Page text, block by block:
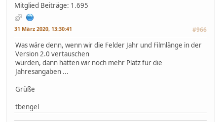
Mitglied Beiträge: 1.695
31 März 2020, 13:30:41 #966
Was wäre denn, wenn wir die Felder Jahr und Filmlänge in der
Version 2.0 vertauschen
würden, dann hätten wir noch mehr Platz für die
Jahresangaben ...
Grüße
tbengel